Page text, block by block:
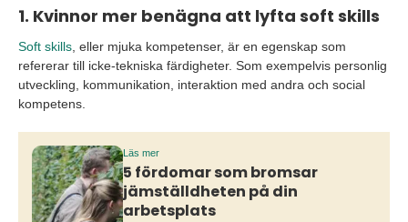
1. Kvinnor mer benägna att lyfta soft skills
Soft skills, eller mjuka kompetenser, är en egenskap som
refererar till icke-tekniska färdigheter. Som exempelvis personlig
utveckling, kommunikation, interaktion med andra och social
kompetens.
Läs mer
5 fördomar som bromsar
jämställdheten på din
arbetsplats